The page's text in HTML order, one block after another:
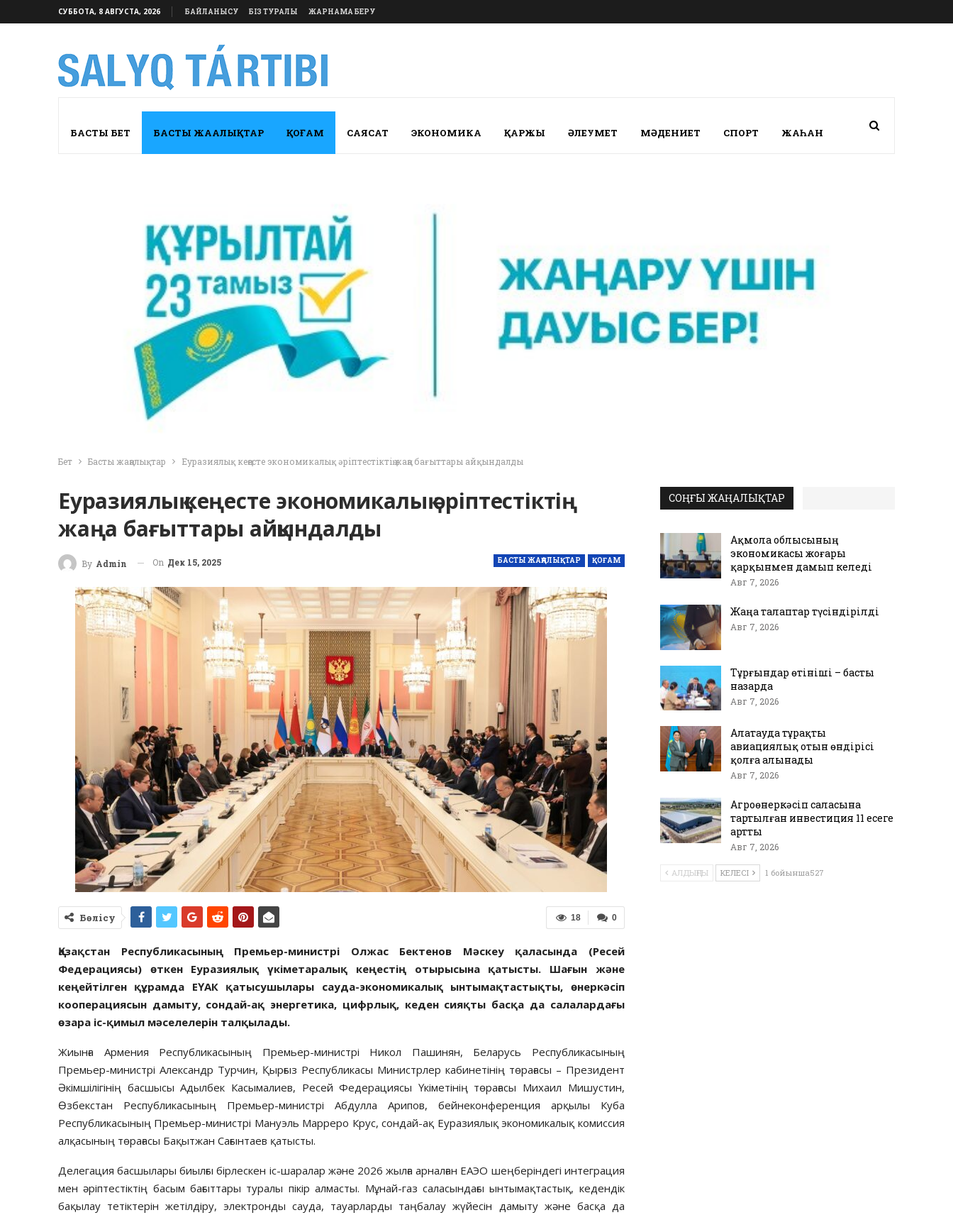
СУББОТА, 8 АВГУСТА, 2026 БАЙЛАНЫСУ БІЗ ТУРАЛЫ ЖАРНАМА БЕРУ
БАСТЫ БЕТ БАСТЫ ЖАҢАЛЫҚТАР ҚОҒАМ САЯСАТ ЭКОНОМИКА ҚАРЖЫ ӘЛЕУМЕТ МӘДЕНИЕТ СПОРТ ЖАҺАН
Бет Басты жаңалықтар Еуразиялық кеңесте экономикалық әріптестіктің жаңа бағыттары айқындалды
Еуразиялық кеңесте экономикалық әріптестіктің
жаңа бағыттары айқындалды
БАСТЫ ЖАҢАЛЫҚТАР ҚОҒАМ
By Admin On Дек 15, 2025
0
18
Бөлісу
Қазақстан Республикасының Премьер-министрі Олжас Бектенов Мәскеу қаласында (Ресей
Федерациясы) өткен Еуразиялық үкіметаралық кеңестің отырысына қатысты. Шағын және
кеңейтілген құрамда ЕҮАК қатысушылары сауда-экономикалық ынтымақтастықты, өнеркәсіп
кооперациясын дамыту, сондай-ақ энергетика, цифрлық, кеден сияқты басқа да салалардағы
өзара іс-қимыл мәселелерін талқылады.
Жиынға Армения Республикасының Премьер-министрі Никол Пашинян, Беларусь Республикасының
Премьер-министрі Александр Турчин, Қырғыз Республикасы Министрлер кабинетінің төрағасы – Президент
Әкімшілігінің басшысы Адылбек Касымалиев, Ресей Федерациясы Үкіметінің төрағасы Михаил Мишустин,
Өзбекстан Республикасының Премьер-министрі Абдулла Арипов, бейнеконференция арқылы Куба
Республикасының Премьер-министрі Мануэль Марреро Крус, сондай-ақ Еуразиялық экономикалық комиссия
алқасының төрағасы Бақытжан Сағынтаев қатысты.
Делегация басшылары биылғы бірлескен іс-шаралар және 2026 жылға арналған ЕАЭО шеңберіндегі интеграция
мен әріптестіктің басым бағыттары туралы пікір алмасты. Мұнай-газ саласындағы ынтымақтастық, кедендік
бақылау тетіктерін жетілдіру, электронды сауда, тауарларды таңбалау жүйесін дамыту және басқа да
СОҢҒЫ ЖАҢАЛЫҚТАР
Ақмола облысының
экономикасы жоғары
қарқынмен дамып келеді
Авг 7, 2026
Жаңа талаптар түсіндірілді
Авг 7, 2026
Тұрғындар өтініші – басты
назарда
Авг 7, 2026
Алатауда тұрақты
авиациялық отын өндірісі
қолға алынады
Авг 7, 2026
Агроөнеркәсіп саласына
тартылған инвестиция 11 есеге
артты
Авг 7, 2026
АЛДЫҢҒЫ КЕЛЕСІ 1 бойынша527